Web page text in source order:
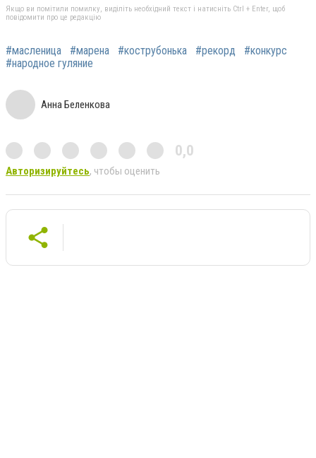
Якщо ви помітили помилку, виділіть необхідний текст і натисніть Ctrl + Enter, щоб
повідомити про це редакцію
#масленица #марена #кострубонька #рекорд
#конкурс
#народное гуляние
Анна Беленкова
0,0
Авторизируйтесь, чтобы оценить